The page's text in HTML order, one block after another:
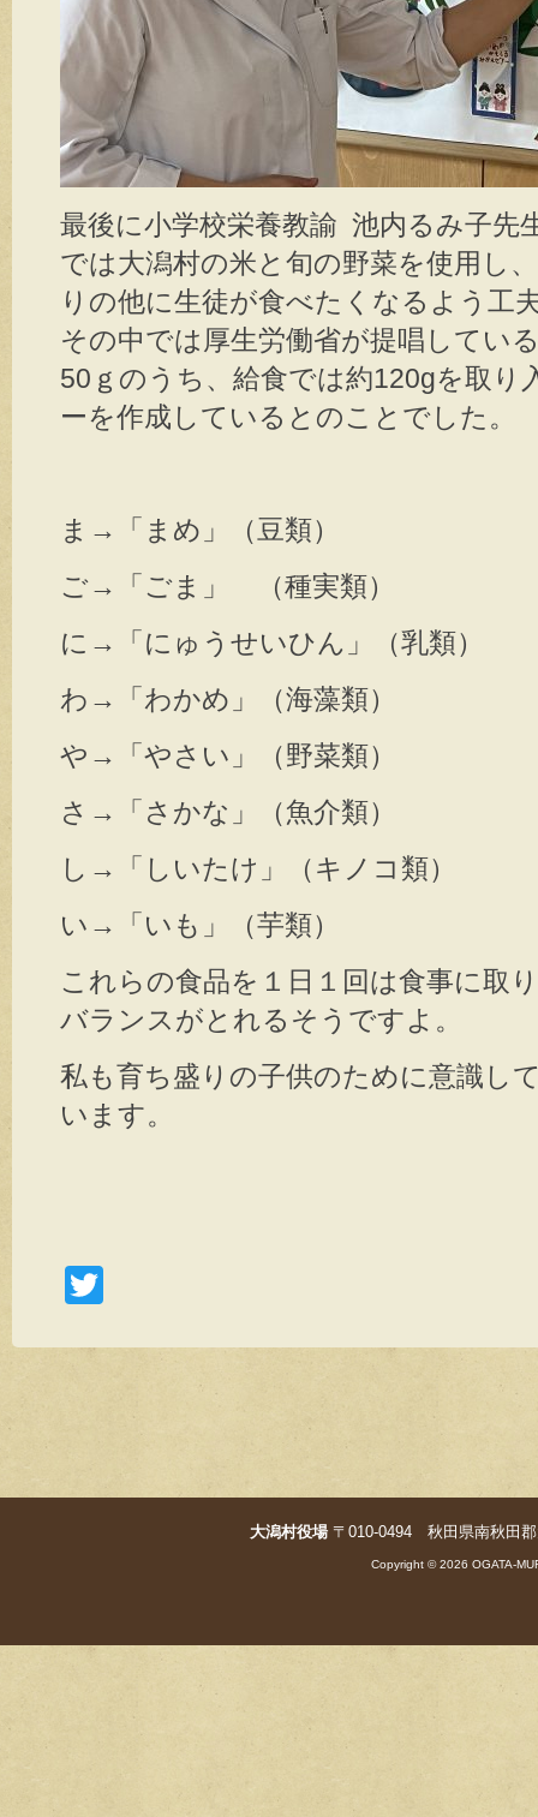
最後に小学校栄養教諭 池内るみ子先
では大潟村の米と旬の野菜を使用し
りの他に生徒が食べたくなるよう工
その中では厚生労働省が提唱してい
50ｇのうち、給食では約120gを取り
ーを作成しているとのことでした。
ま→「まめ」（豆類）
ご→「ごま」 （種実類）
に→「にゅうせいひん」（乳類）
わ→「わかめ」（海藻類）
や→「やさい」（野菜類）
さ→「さかな」（魚介類）
し→「しいたけ」（キノコ類）
い→「いも」（芋類）
これらの食品を１日１回は食事に取
バランスがとれるそうですよ。
私も育ち盛りの子供のために意識し
います。
tt
大潟村役場〒010-0494 秋田県南秋田
Copyright © 2026 OGATA-